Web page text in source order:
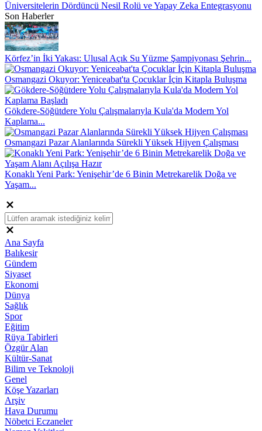
Üniversitelerin Dördüncü Nesil Rolü ve Yapay Zeka Entegrasyonu
Son Haberler
Körfez’in İki Yakası: Ulusal Açık Su Yüzme Şampiyonası Şehrin...
Osmangazi Okuyor: Yeniceabat'ta Çocuklar İçin Kitapla Buluşma
Gökdere-Söğütdere Yolu Çalışmalarıyla Kula'da Modern Yol
Kaplama...
Osmangazi Pazar Alanlarında Sürekli Yüksek Hijyen Çalışması
Konaklı Yeni Park: Yenişehir’de 6 Binin Metrekarelik Doğa ve
Yaşam...
Ana Sayfa
Balıkesir
Gündem
Siyaset
Ekonomi
Dünya
Sağlık
Spor
Eğitim
Rüya Tabirleri
Özgür Alan
Kültür-Sanat
Bilim ve Teknoloji
Genel
Köşe Yazarları
Arşiv
Hava Durumu
Nöbetci Eczaneler